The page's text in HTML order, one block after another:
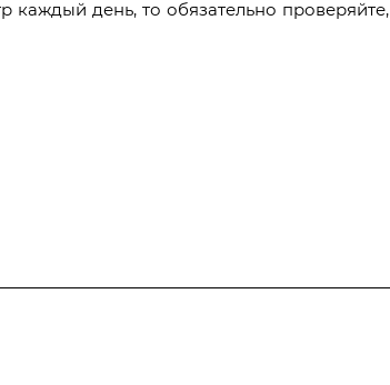
каждый день, то обязательно проверяйте,